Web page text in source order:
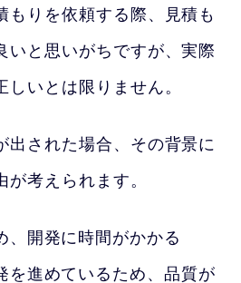
もりを依頼する際、見積も
いと思いがちですが、実際
いとは限りません。
出された場合、その背景に
考えられます。
、開発に時間がかかる
を進めているため、品質が